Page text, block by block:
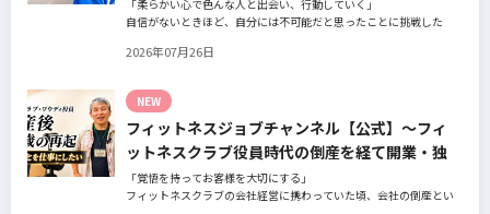
「柔らかい心で色んな人と出会い、行動していく」
自信がないときほど、自分には不可能だと思ったことに挑戦した
そんな風に自分だけでは思いつかないことを行動に移してきた結果
さん。選ばれるインストラクターになるために若松さんが取られた
行動とは？
2026年07月26日
NEW
フィットネスジョブチャンネル【公式】～フィ
ットネスクラブ役員時代の倒産を経て開業・独
立～
「覚悟を持ってお客様を大切にする」
フィットネスクラブの会社経営に携わっていた頃、会社の倒産とい